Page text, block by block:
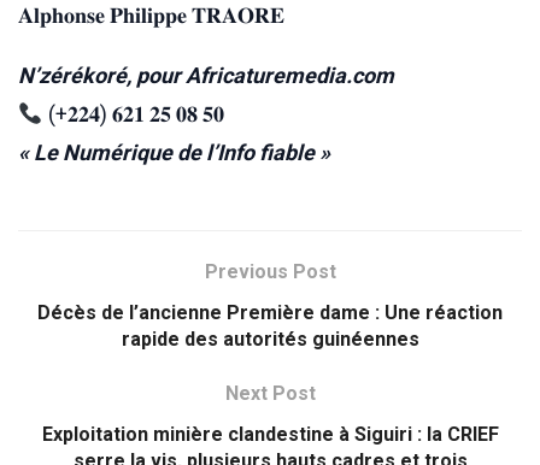
𝐀𝐥𝐩𝐡𝐨𝐧𝐬𝐞 𝐏𝐡𝐢𝐥𝐢𝐩𝐩𝐞 𝐓𝐑𝐀𝐎𝐑𝐄
N’zérékoré, pour Africaturemedia.com
(+𝟐𝟐𝟒) 𝟔𝟐𝟏 𝟐𝟓 𝟎𝟖 𝟓𝟎
« Le Numérique de l’Info fiable »
Previous Post
Décès de l’ancienne Première dame : Une réaction
rapide des autorités guinéennes
Next Post
Exploitation minière clandestine à Siguiri : la CRIEF